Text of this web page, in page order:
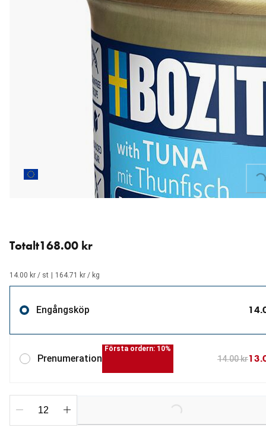
Loading...
Totalt168.00 kr
14.00 kr / st 164.71 kr / kg
Engångsköp
Prenumeration
Första ordern: 10%
14.00 kr
Loading...